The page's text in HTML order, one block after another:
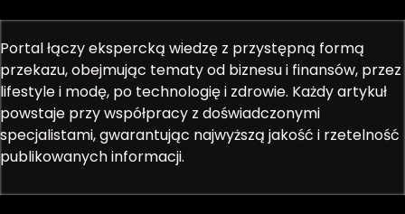
Portal łączy ekspercką wiedzę z przystępną formą
przekazu, obejmując tematy od biznesu i finansów, przez
lifestyle i modę, po technologię i zdrowie. Każdy artykuł
powstaje przy współpracy z doświadczonymi
specjalistami, gwarantując najwyższą jakość i rzetelność
publikowanych informacji.